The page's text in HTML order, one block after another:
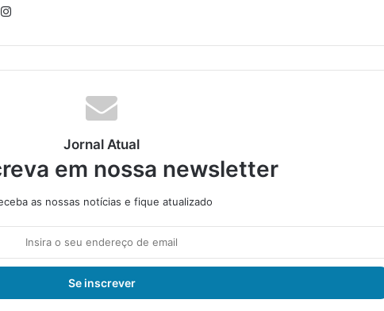
Yo
e
ra
m
Jornal Atual
em nossa newsletter
as nossas notícias e fique atualizado